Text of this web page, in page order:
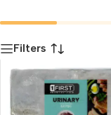
Filters